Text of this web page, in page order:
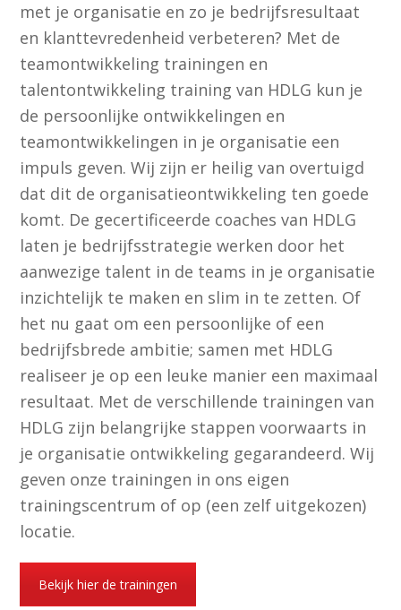
met je organisatie en zo je bedrijfsresultaat
en klanttevredenheid verbeteren? Met de
teamontwikkeling trainingen en
talentontwikkeling training van HDLG kun je
de persoonlijke ontwikkelingen en
teamontwikkelingen in je organisatie een
impuls geven. Wij zijn er heilig van overtuigd
dat dit de organisatieontwikkeling ten goede
komt. De gecertificeerde coaches van HDLG
laten je bedrijfsstrategie werken door het
aanwezige talent in de teams in je organisatie
inzichtelijk te maken en slim in te zetten. Of
het nu gaat om een persoonlijke of een
bedrijfsbrede ambitie; samen met HDLG
realiseer je op een leuke manier een maximaal
resultaat. Met de verschillende trainingen van
HDLG zijn belangrijke stappen voorwaarts in
je organisatie ontwikkeling gegarandeerd. Wij
geven onze trainingen in ons eigen
trainingscentrum of op (een zelf uitgekozen)
locatie.
Bekijk hier de trainingen